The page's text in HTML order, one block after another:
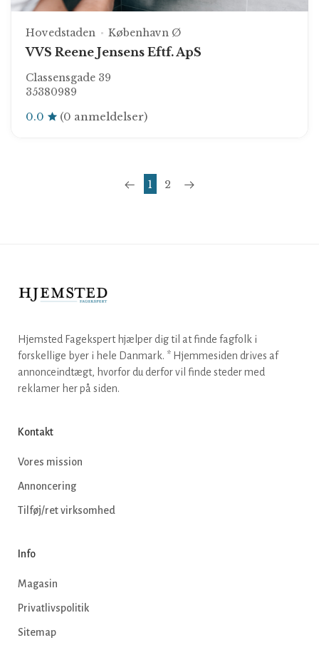
Hovedstaden København Ø
VVS Reene Jensens Eftf. ApS
Classensgade 39
35380989
0.0 (0 anmeldelser)
1 2
Hjemsted Fagekspert hjælper dig til at finde fagfolk i
forskellige byer i hele Danmark. * Hjemmesiden drives af
annonceindtægt, hvorfor du derfor vil finde steder med
reklamer her på siden.
Kontakt
Vores mission
Annoncering
Tilføj/ret virksomhed
Info
Magasin
Privatlivspolitik
Sitemap